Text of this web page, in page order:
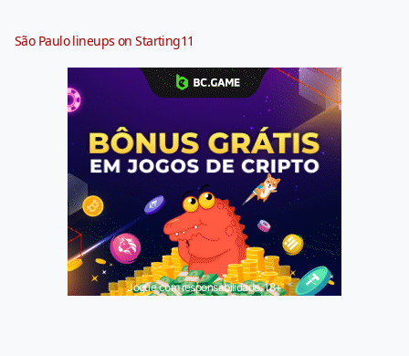
São Paulo lineups on Starting11
Jogue com responsabilidade. 18+